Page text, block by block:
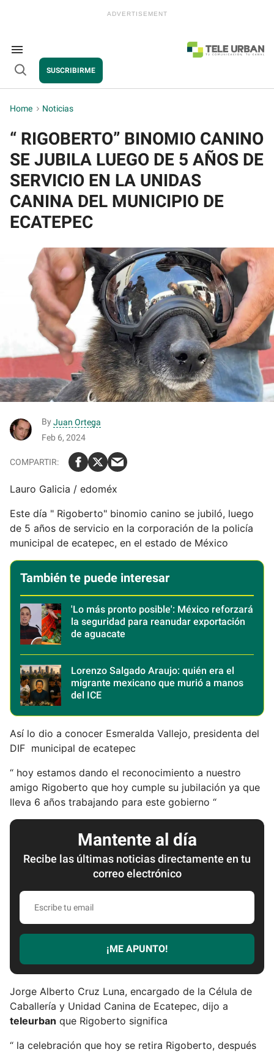
Search
&
Section
Navigation
Open
SUSCRIBIRME
Home > Noticias
“ RIGOBERTO” BINOMIO CANINO
SE JUBILA LUEGO DE 5 AÑOS DE
SERVICIO EN LA UNIDAS
CANINA DEL MUNICIPIO DE
ECATEPEC
By Juan Ortega
Feb 6, 2024
Lauro Galicia / edoméx
Este día " Rigoberto" binomio canino se jubiló, luego
de 5 años de servicio en la corporación de la policía
municipal de ecatepec, en el estado de México
También te puede interesar
'Lo más pronto posible': México reforzará
la seguridad para reanudar exportación
de aguacate
Lorenzo Salgado Araujo: quién era el
migrante mexicano que murió a manos
del ICE
Así lo dio a conocer Esmeralda Vallejo, presidenta del
DIF municipal de ecatepec
“ hoy estamos dando el reconocimiento a nuestro
amigo Rigoberto que hoy cumple su jubilación ya que
lleva 6 años trabajando para este gobierno “
Mantente al día
Recibe las últimas noticias directamente en tu
correo electrónico
E
c
r
u
m
¡ME APUNTO!
Jorge Alberto Cruz Luna, encargado de la Célula de
Caballería y Unidad Canina de Ecatepec, dijo a
teleurban que Rigoberto significa
“ la celebración que hoy se retira Rigoberto, después